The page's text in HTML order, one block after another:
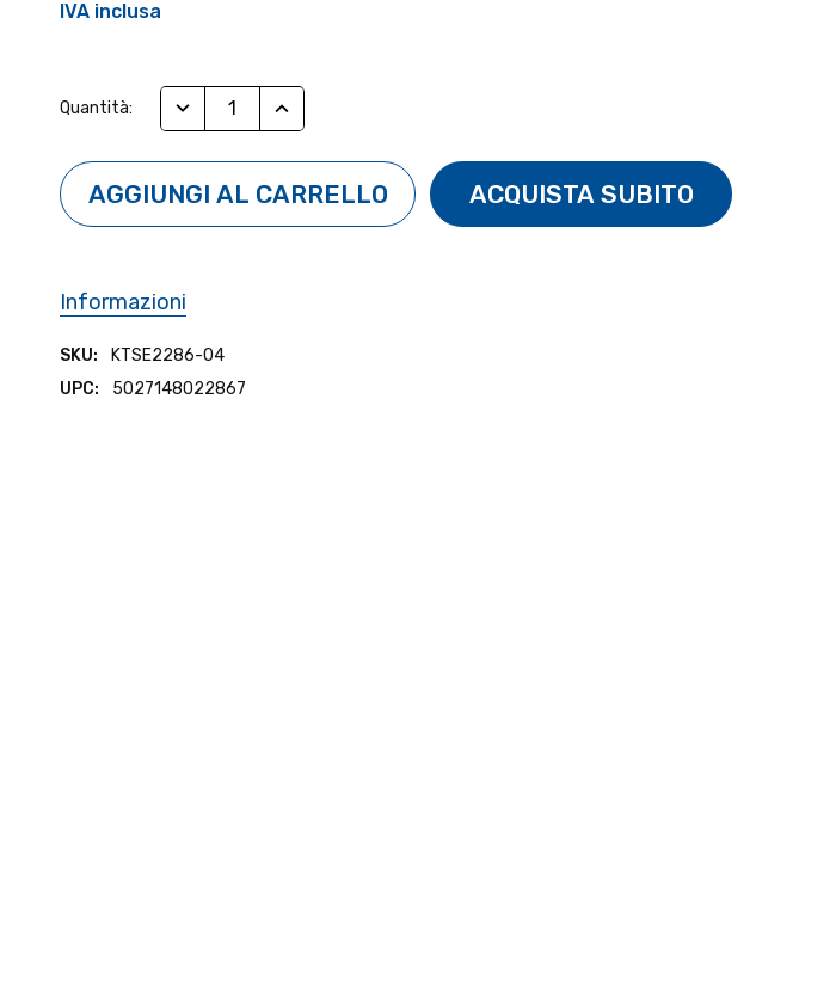
IVA inclusa
Attuale:
Quantità: RIDUCI QUANTITÀ:AUMENTA QUANTITÀ:
Informazioni
SKU:
KTSE2286-04
UPC:
5027148022867